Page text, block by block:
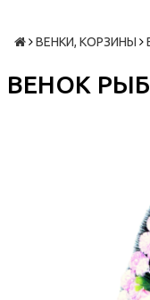
ВЕНКИ, КОРЗИНЫ
ВЕНОК